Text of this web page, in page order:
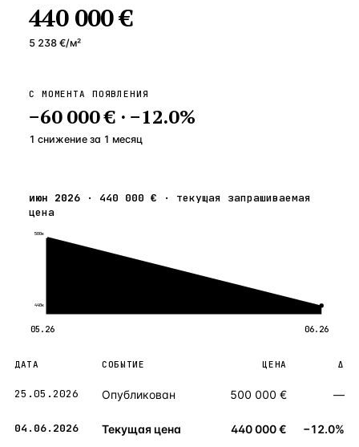
440 000 €
5 238 €/м²
С МОМЕНТА ПОЯВЛЕНИЯ
−60 000 €· −12.0%
1 снижение за 1 месяц
июн 2026 · 440 000 € · текущая запрашиваемая
цена
500к
440к
05.26 06.26
ДАТА СОБЫТИЕ ЦЕНА Δ
25.05.2026 Опубликован 500 000 € —
04.06.2026 Текущая цена 440 000 € −12.0%